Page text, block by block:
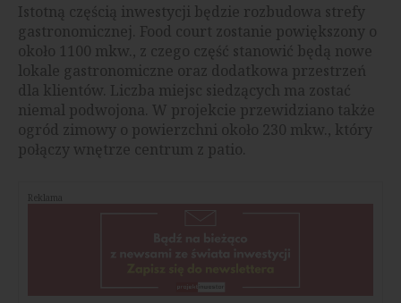
Istotną częścią inwestycji będzie rozbudowa strefy
gastronomicznej. Food court zostanie powiększony o
około 1100 mkw., z czego część stanowić będą nowe
lokale gastronomiczne oraz dodatkowa przestrzeń
dla klientów. Liczba miejsc siedzących ma zostać
niemal podwojona. W projekcie przewidziano także
ogród zimowy o powierzchni około 230 mkw., który
połączy wnętrze centrum z patio.
Reklama